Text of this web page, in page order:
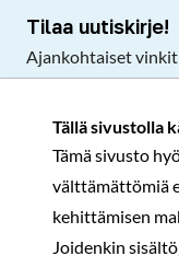
Tällä sivustolla
Tämä sivusto
välttämättömiä
kehittämisen
Joidenkin
Tilaa uutiskirje!
Ajankohtaiset vinkit